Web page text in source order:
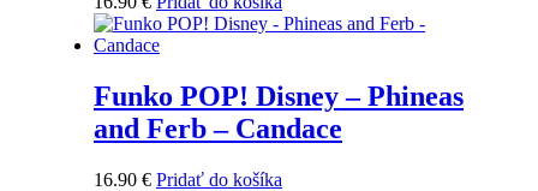
Funko POP! Disney – Phineas
and Ferb – Candace
16.90 € Pridať do košíka